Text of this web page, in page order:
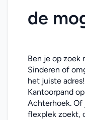
de
Ben je op zoek
Sinderen of
het juiste
Kantoorpand
Achterhoek. Of
flexplek zoekt,